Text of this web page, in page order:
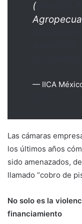
(
— IICA
Las cámaras
los últimos años
sido amenazados,
llamado “cobro de
No solo es la
financiamiento